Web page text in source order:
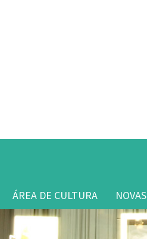
ÁREA DE CULTURA NOVAS